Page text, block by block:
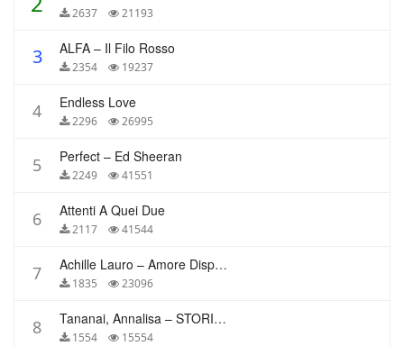
2637 21193
3 ALFA – Il Filo Rosso
2354 19237
4 Endless Love
2296 26995
5 Perfect – Ed Sheeran
2249 41551
6 Attenti A Quei Due
2117 41544
7 Achille Lauro – Amore Disperato
1835 23096
8 Tananai, Annalisa – STORIE BREVI
1554 15554